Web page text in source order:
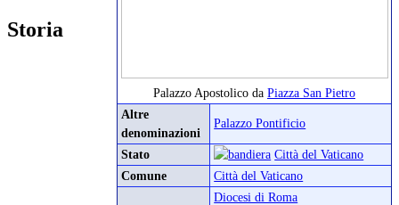
Palazzo Apostolico da Piazza San Pietro
Altre
denominazioni
Palazzo Pontificio
Stato
Città del Vaticano
Comune
Città del Vaticano
Diocesi di Roma
Storia